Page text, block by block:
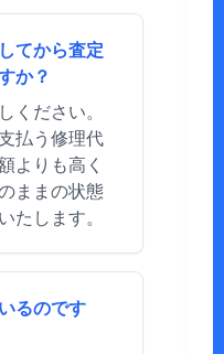
てから査定
か？
ください。
払う修理代
よりも高く
ままの状態
たします。
るのです